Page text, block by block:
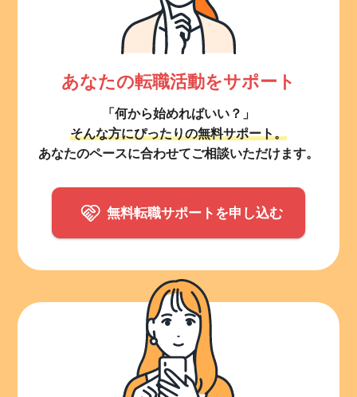
あなたの転職活動をサポート
「何から始めればいい？」
そんな方にぴったりの無料サポート。
あなたのペースに合わせてご相談いただけます。
無料転職サポートを申し込む